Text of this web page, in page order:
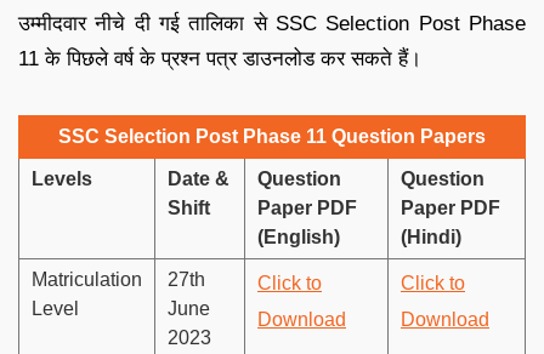
उम्मीदवार नीचे दी गई तालिका से SSC Selection Post Phase
11 के पिछले वर्ष के प्रश्न पत्र डाउनलोड कर सकते हैं।
SSC Selection Post Phase 11 Question Papers
Levels
Date &
Shift
Question
Paper PDF
(English)
Question
Paper PDF
(Hindi)
Matriculation
Level
27th
June
2023
Click to
Download
Click to
Download